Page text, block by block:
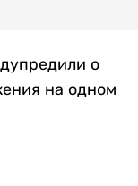
о
на одном